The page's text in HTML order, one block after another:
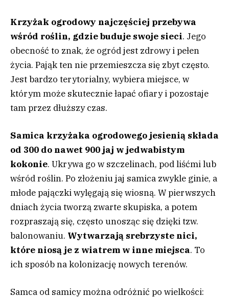
Krzyżak ogrodowy najczęściej przebywa
wśród roślin, gdzie buduje swoje sieci. Jego
obecność to znak, że ogród jest zdrowy i pełen
życia. Pająk ten nie przemieszcza się zbyt często.
Jest bardzo terytorialny, wybiera miejsce, w
którym może skutecznie łapać ofiary i pozostaje
tam przez dłuższy czas.
Samica krzyżaka ogrodowego jesienią składa
od 300 do nawet 900 jaj w jedwabistym
kokonie. Ukrywa go w szczelinach, pod liśćmi lub
wśród roślin. Po złożeniu jaj samica zwykle ginie, a
młode pajączki wylęgają się wiosną. W pierwszych
dniach życia tworzą zwarte skupiska, a potem
rozpraszają się, często unosząc się dzięki tzw.
balonowaniu. Wytwarzają srebrzyste nici,
które niosą je z wiatrem w inne miejsca. To
ich sposób na kolonizację nowych terenów.
Samca od samicy można odróżnić po wielkości: